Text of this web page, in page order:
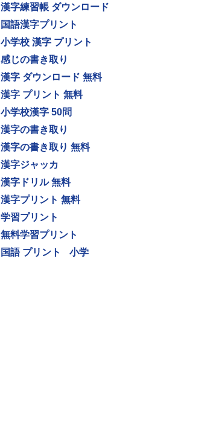
漢字練習帳 ダウンロード
国語漢字プリント
小学校 漢字 プリント
感じの書き取り
漢字 ダウンロード 無料
漢字 プリント 無料
小学校漢字 50問
漢字の書き取り
漢字の書き取り 無料
漢字ジャッカ
漢字ドリル 無料
漢字プリント 無料
学習プリント
無料学習プリント
国語 プリント
小学